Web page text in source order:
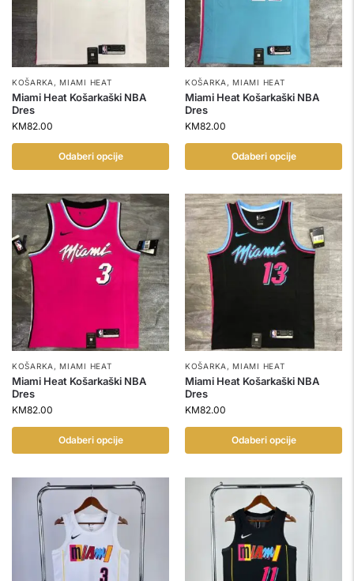
KOŠARKA ,MIAMI HEAT
Miami Heat Košarkaški NBA
Dres
KM82.00
Odaberi opcije
KOŠARKA ,MIAMI HEAT
Miami Heat Košarkaški NBA
Dres
KM82.00
Odaberi opcije
KOŠARKA ,MIAMI HEAT
Miami Heat Košarkaški NBA
Dres
KM82.00
Odaberi opcije
KOŠARKA ,MIAMI HEAT
Miami Heat Košarkaški NBA
Dres
KM82.00
Odaberi opcije